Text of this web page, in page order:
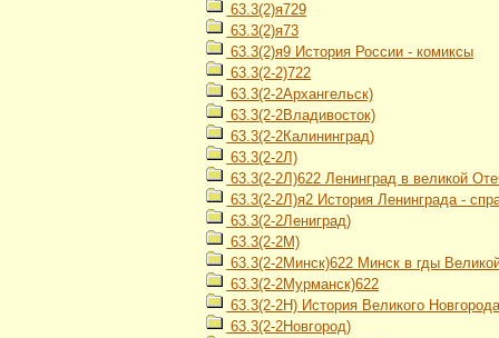
63.3(2)я729
63.3(2)я73
63.3(2)я9 История России - комиксы
63.3(2-2)722
63.3(2-2Архангельск)
63.3(2-2Владивосток)
63.3(2-2Калининград)
63.3(2-2Л)
63.3(2-2Л)622 Ленинград в великой
63.3(2-2Л)я2 История Ленинграда -
63.3(2-2Лениград)
63.3(2-2М)
63.3(2-2Минск)622 Минск в гды
63.3(2-2Мурманск)622
63.3(2-2Н) История Великого
63.3(2-2Новгород)